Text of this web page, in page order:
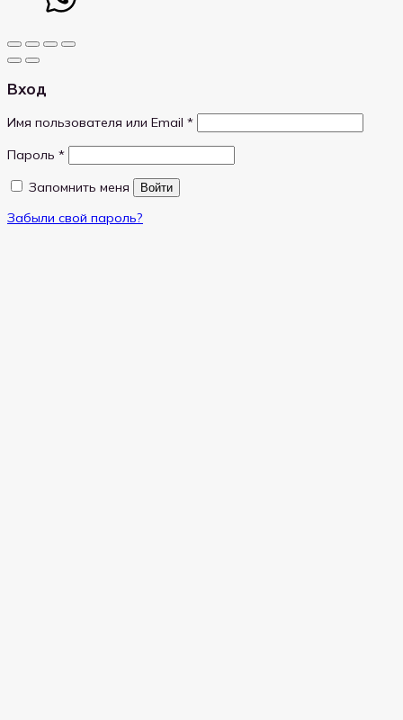
Вход
Имя пользователя или Email *Обязательно
Пароль *Обязательно
Запомнить меня Войти
Забыли свой пароль?